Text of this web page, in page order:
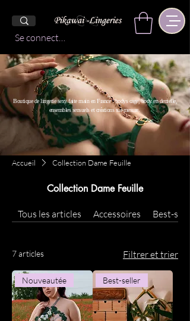
Se connecter
Boutique de lingerie sexy faite main en France : bodys cage, body en dentelle,
ensembles sensuels et créations sur-mesure.
Accueil Collection Dame Feuille
Collection Dame Feuille
Tous les articles Accessoires Best-
7 articles Filtrer et trier
Nouveautée Best-seller